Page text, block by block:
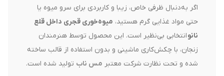
اگر به‌دنبال ظرفی خاص، زیبا و کاربردی برای سرو میوه یا
حتی مواد غذایی گرم هستید، میوه‌خوری قجری داخل قلع
نانوانتخابی بی‌نظیر است. این محصول توسط هنرمندان
زنجان، با چکش‌کاری ماشینی و بدون استفاده از قالب ساخته
شده و تحت نظارت شرکت معتبر مس ناب تولید شده است.